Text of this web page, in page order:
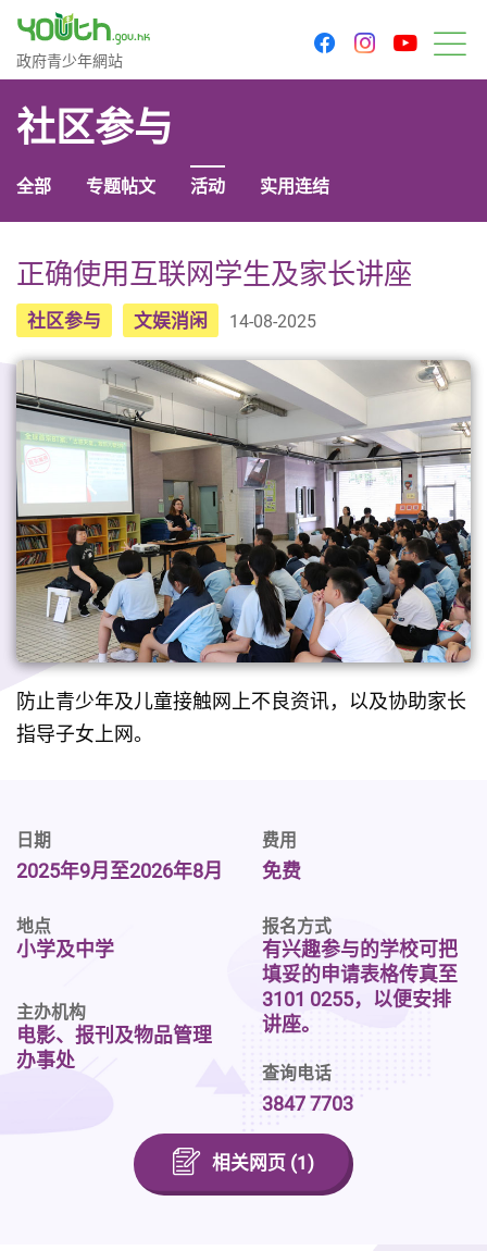
政府青少年网站
政府青少年網站
facebookinstagram
社区参与
全部 专题帖文 活动 实用连结
正确使用互联网学生及家长讲座
社区参与 文娱消闲 14-08-2025
防止青少年及儿童接触网上不良资讯，以及协助家长
指导子女上网。
日期
2025年9月至2026年8月
地点
小学及中学
主办机构
电影、报刊及物品管理
办事处
费用
免费
报名方式
有兴趣参与的学校可把
填妥的申请表格传真至
3101 0255，以便安排
讲座。
查询电话
3847 7703
相关网页 (1)